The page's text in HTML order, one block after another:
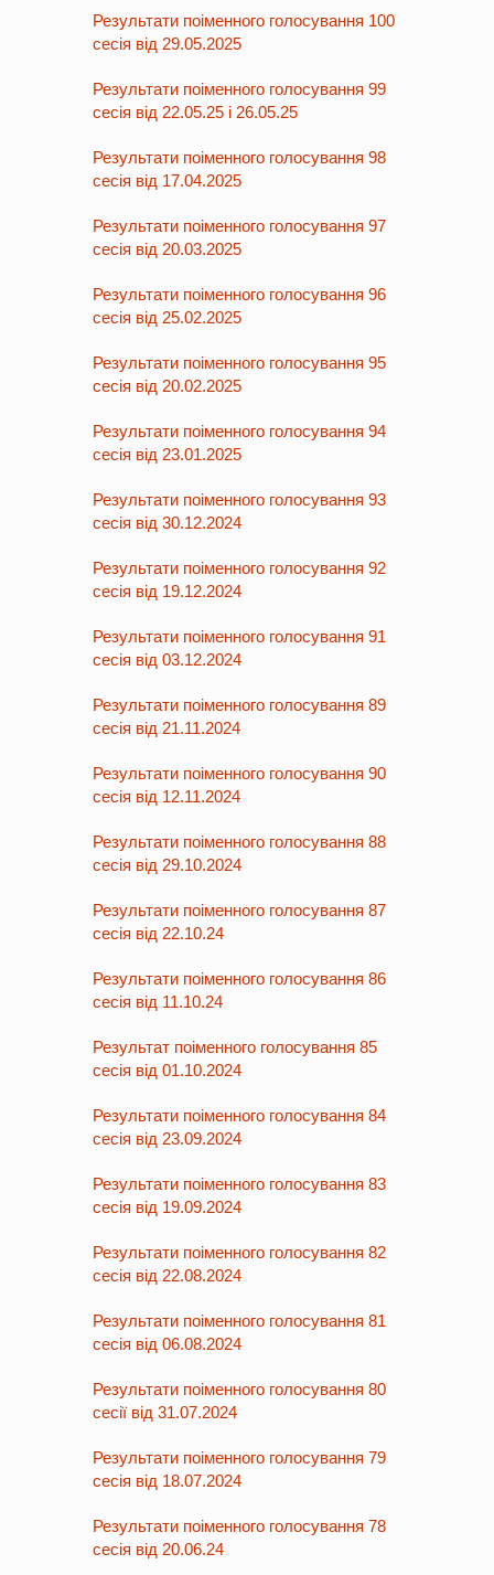
Результати поіменного голосування 100
сесія від 29.05.2025
Результати поіменного голосування 99
сесія від 22.05.25 і 26.05.25
Результати поіменного голосування 98
сесія від 17.04.2025
Результати поіменного голосування 97
сесія від 20.03.2025
Результати поіменного голосування 96
сесія від 25.02.2025
Результати поіменного голосування 95
сесія від 20.02.2025
Результати поіменного голосування 94
сесія від 23.01.2025
Результати поіменного голосування 93
сесія від 30.12.2024
Результати поіменного голосування 92
сесія від 19.12.2024
Результати поіменного голосування 91
сесія від 03.12.2024
Результати поіменного голосування 89
сесія від 21.11.2024
Результати поіменного голосування 90
сесія від 12.11.2024
Результати поіменного голосування 88
сесія від 29.10.2024
Результати поіменного голосування 87
сесія від 22.10.24
Результати поіменного голосування 86
сесія від 11.10.24
Результат поіменного голосування 85
сесія від 01.10.2024
Результати поіменного голосування 84
сесія від 23.09.2024
Результати поіменного голосування 83
сесія від 19.09.2024
Результати поіменного голосування 82
сесія від 22.08.2024
Результати поіменного голосування 81
сесія від 06.08.2024
Результати поіменного голосування 80
сесії від 31.07.2024
Результати поіменного голосування 79
сесія від 18.07.2024
Результати поіменного голосування 78
сесія від 20.06.24